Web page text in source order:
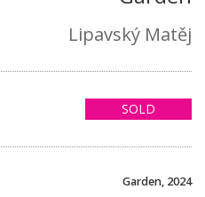
Lipavský Matěj
SOLD
Garden, 2024